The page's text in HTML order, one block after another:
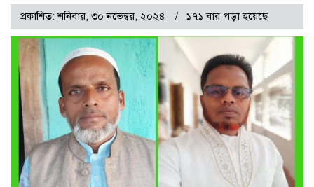
প্রকাশিত: শনিবার, ৩০ নভেম্বর, ২০২৪ ১৭১ বার পড়া হয়েছে